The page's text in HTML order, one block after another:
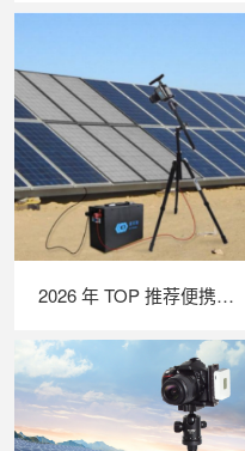
2026 年 TOP 推荐便携式 EL 检测仪｜行业实力品牌深度测评